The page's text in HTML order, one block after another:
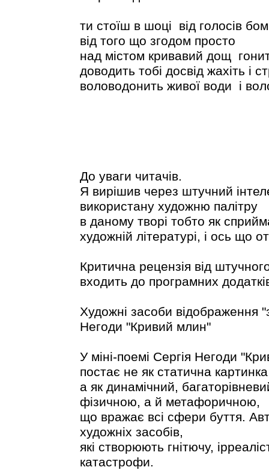
ти стоїш в шоці від голосів
від того що згодом просто
над містом кривавий дощ
доводить тобі досвід жахіть і
воловодонить живої води і
До уваги читачів.
Я вирішив через штучний
використану художню палітру
в даному творі тобто як
художній літературі, і ось що
Критична рецензія від
входить до програмних
Художні засоби відображення
Негоди "Кривий млин"
У міні-поемі Сергія Негоди
постає не як статична
а як динамічний,
фізичною, а й метафоричною,
що вражає всі сфери буття.
художніх засобів,
які створюють гнітючу,
катастрофи.